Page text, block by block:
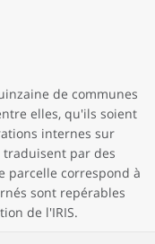
de communes
elles, qu'ils soient
internes sur
par des
parcelle correspond à
sont repérables
de l'IRIS.